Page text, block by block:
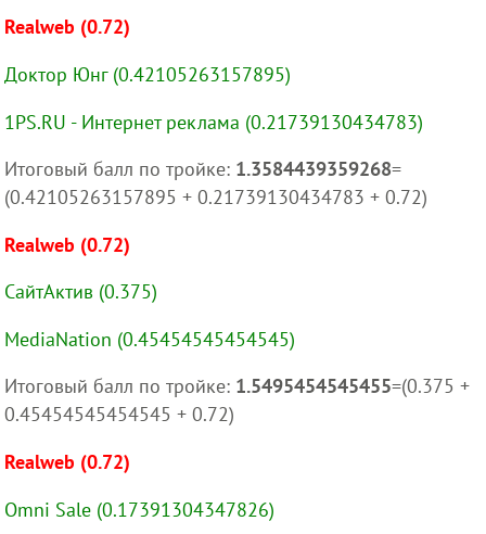
Realweb (0.72)
Доктор Юнг (0.42105263157895)
1PS.RU - Интернет реклама (0.21739130434783)
Итоговый балл по тройке: 1.3584439359268=
(0.42105263157895 + 0.21739130434783 + 0.72)
Realweb (0.72)
СайтАктив (0.375)
MediaNation (0.45454545454545)
Итоговый балл по тройке: 1.5495454545455=(0.375 +
0.45454545454545 + 0.72)
Realweb (0.72)
Omni Sale (0.17391304347826)